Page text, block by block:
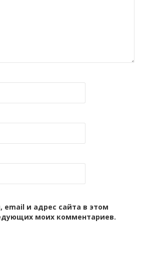
email и адрес сайта в этом
моих комментариев.